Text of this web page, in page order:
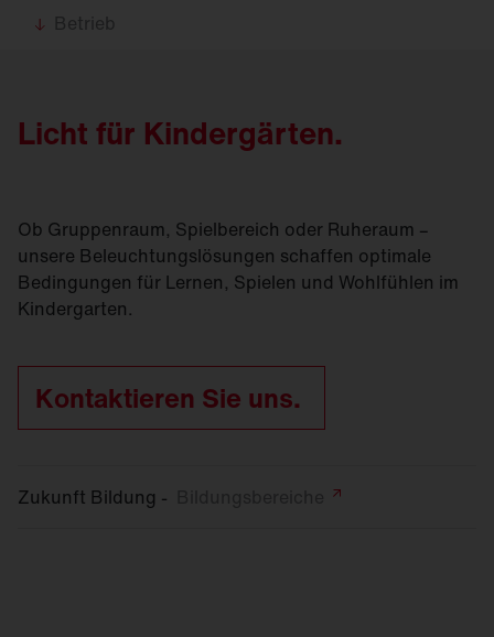
Betrieb
Licht für Kindergärten.
Ob Gruppenraum, Spielbereich oder Ruheraum –
unsere Beleuchtungslösungen schaffen optimale
Bedingungen für Lernen, Spielen und Wohlfühlen im
Kindergarten.
Kontaktieren Sie uns.
Zukunft Bildung -